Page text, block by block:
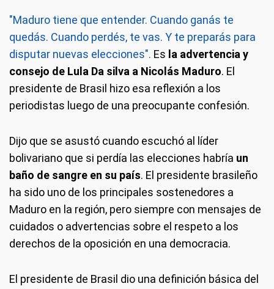
"Maduro tiene que entender. Cuando ganás te
quedás. Cuando perdés, te vas. Y te preparás para
disputar nuevas elecciones". Es la advertencia y
consejo de Lula Da silva a Nicolás Maduro. El
presidente de Brasil hizo esa reflexión a los
periodistas luego de una preocupante confesión.
Dijo que se asustó cuando escuchó al líder
bolivariano que si perdía las elecciones habría un
baño de sangre en su país. El presidente brasileño
ha sido uno de los principales sostenedores a
Maduro en la región, pero siempre con mensajes de
cuidados o advertencias sobre el respeto a los
derechos de la oposición en una democracia.
El presidente de Brasil dio una definición básica del